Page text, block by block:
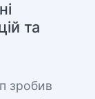
та
зробив